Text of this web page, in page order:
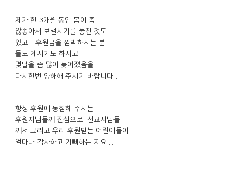
제가 한 3개월 동안 몸이 좀
않좋아서 보낼시기를 놓친 것도
있고 .. 후원금을 깜박하시는 분
들도 계시기도 하시고 ...
몇달을 좀 많이 늦어졌음을 ..
다시한번 양해해 주시기 바랍니다 ..
항상 후원에 동참해 주시는
후원자님들께 진심으로 선교사님들
께서 그리고 우리 후원받는 어린이들이
얼마나 감사하고 기뻐하는 지요 ...